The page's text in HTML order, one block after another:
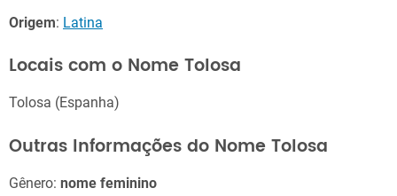
Origem: Latina
Locais com o Nome Tolosa
Tolosa (Espanha)
Outras Informações do Nome Tolosa
Gênero: nome feminino